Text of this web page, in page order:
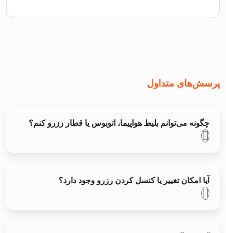
پرسش‌های متداول
چگونه می‌توانم بلیط هواپیما، اتوبوس یا قطار رزرو کنم؟
آیا امکان تغییر یا کنسل کردن رزرو وجود دارد؟